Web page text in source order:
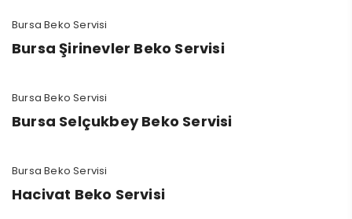
Bursa Beko Servisi
Bursa Şirinevler Beko Servisi
Bursa Beko Servisi
Bursa Selçukbey Beko Servisi
Bursa Beko Servisi
Hacivat Beko Servisi